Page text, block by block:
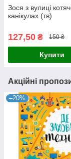
Зося з вулиці
канікулах (тв)
127,50 ₴ 150 ₴
Купити
Акційні
–20%